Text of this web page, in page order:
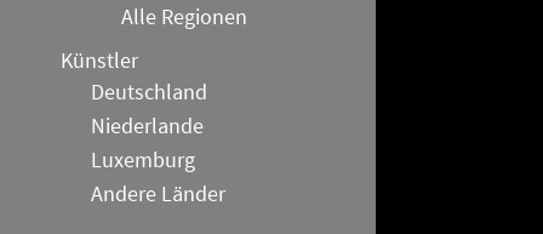
Alle Regionen
Künstler
Deutschland
Niederlande
Luxemburg
Andere Länder